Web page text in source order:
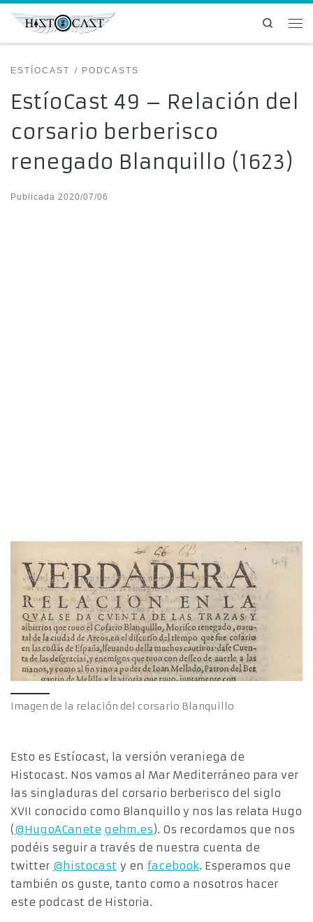
Saltar al contenido
Search
ESTÍOCAST PODCASTS
EstíoCast 49 – Relación del
corsario berberisco
renegado Blanquillo (1623)
Publicada 2020/07/06
Imagen de la relación del corsario Blanquillo
Esto es Estíocast, la versión veraniega de
Histocast. Nos vamos al Mar Mediterráneo para ver
las singladuras del corsario berberisco del siglo
XVII conocido como Blanquillo y nos las relata Hugo
(@HugoACanete gehm.es). Os recordamos que nos
podéis seguir a través de nuestra cuenta de
twitter @histocast y en facebook. Esperamos que
también os guste, tanto como a nosotros hacer
este podcast de Historia.